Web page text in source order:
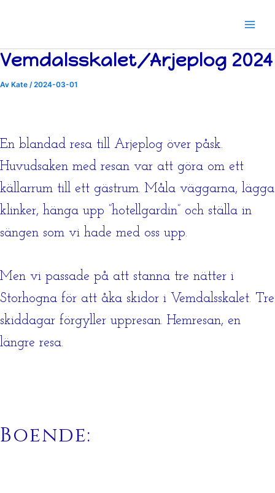
Vemdalsskalet/Arjeplog 2024
Av Kate /2024-03-01
En blandad resa till Arjeplog över påsk.
Huvudsaken med resan var att göra om ett
källarrum till ett gästrum. Måla väggarna, lägga
klinker, hänga upp ”hotellgardin” och ställa in
sängen som vi hade med oss upp.
Men vi passade på att stanna tre nätter i
Storhogna för att åka skidor i Vemdalsskalet. Tre
skiddagar förgyller uppresan. Hemresan, en
längre resa.
Boende: